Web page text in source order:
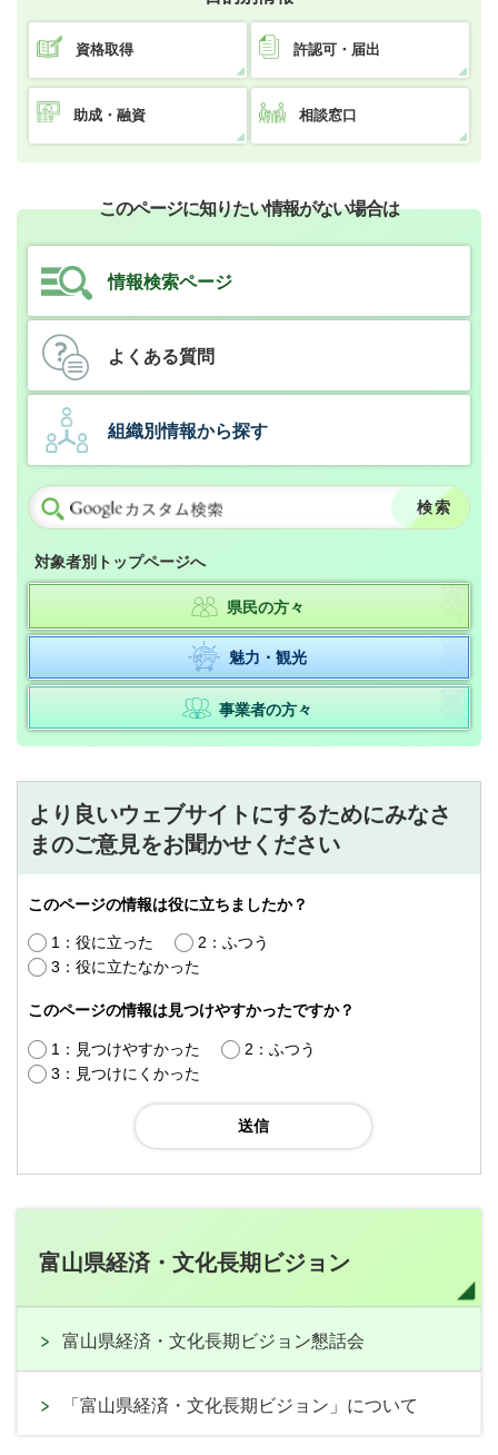
資格取得 許認可・届出
助成・融資 相談窓口
このページに知りたい情報がない場合は
情報検索ページ
よくある質問
組織別情報から探す
対象者別トップページへ
県民の方々
魅力・観光
事業者の方々
より良いウェブサイトにするためにみなさ
まのご意見をお聞かせください
このページの情報は役に立ちましたか？
1：役に立った
2：ふつう
3：役に立たなかった
このページの情報は見つけやすかったですか？
1：見つけやすかった
2：ふつう
3：見つけにくかった
富山県経済・文化長期ビジョン
富山県経済・文化長期ビジョン懇話会
「富山県経済・文化長期ビジョン」について